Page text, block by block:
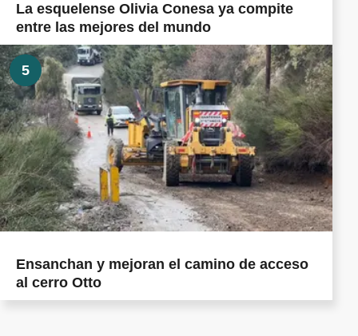
La esquelense Olivia Conesa ya compite
entre las mejores del mundo
5
Ensanchan y mejoran el camino de acceso
al cerro Otto